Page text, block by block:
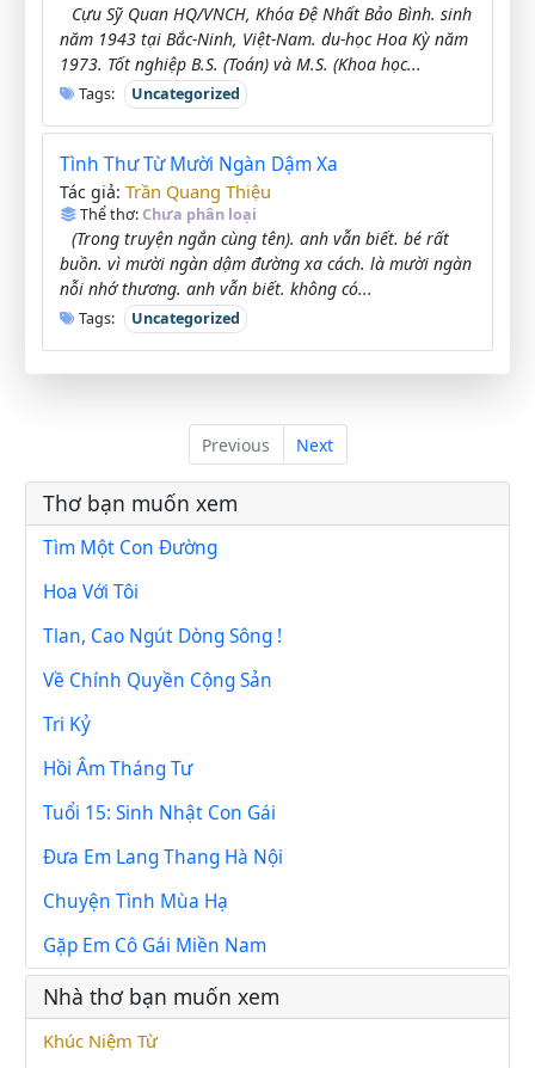
Cựu Sỹ Quan HQ/VNCH, Khóa Đệ Nhất Bảo Bình. sinh
năm 1943 tại Bắc-Ninh, Việt-Nam. du-học Hoa Kỳ năm
1973. Tốt nghiệp B.S. (Toán) và M.S. (Khoa học...
Tags: Uncategorized
Tình Thư Từ Mười Ngàn Dậm Xa
Tác giả: Trần Quang Thiệu
Thể thơ:Chưa phân loại
(Trong truyện ngắn cùng tên). anh vẫn biết. bé rất
buồn. vì mười ngàn dậm đường xa cách. là mười ngàn
nỗi nhớ thương. anh vẫn biết. không có...
Tags: Uncategorized
Previous Next
Thơ bạn muốn xem
Tìm Một Con Đường
Hoa Với Tôi
Tlan, Cao Ngút Dòng Sông !
Về Chính Quyền Cộng Sản
Tri Kỷ
Hồi Âm Tháng Tư
Tuổi 15: Sinh Nhật Con Gái
Đưa Em Lang Thang Hà Nội
Chuyện Tình Mùa Hạ
Gặp Em Cô Gái Miền Nam
Nhà thơ bạn muốn xem
Khúc Niệm Từ